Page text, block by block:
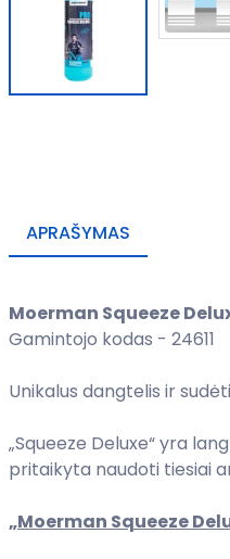
APRAŠYMAS
Moerman Squeeze
Gamintojo kodas - 24611
Unikalus dangtelis ir
„Squeeze Deluxe“ yra
pritaikyta naudoti tiesiai
„Moerman Squeeze